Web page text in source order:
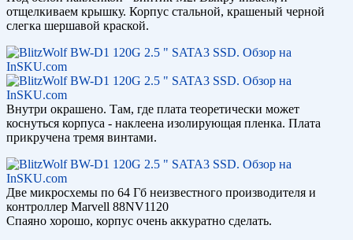
отщелкиваем крышку. Корпус стальной, крашеный черной
слегка шершавой краской.
Внутри окрашено. Там, где плата теоретически может
коснуться корпуса - наклеена изолирующая пленка. Плата
прикручена тремя винтами.
Две микросхемы по 64 Гб неизвестного производителя и
контроллер Marvell 88NV1120
Спаяно хорошо, корпус очень аккуратно сделать.